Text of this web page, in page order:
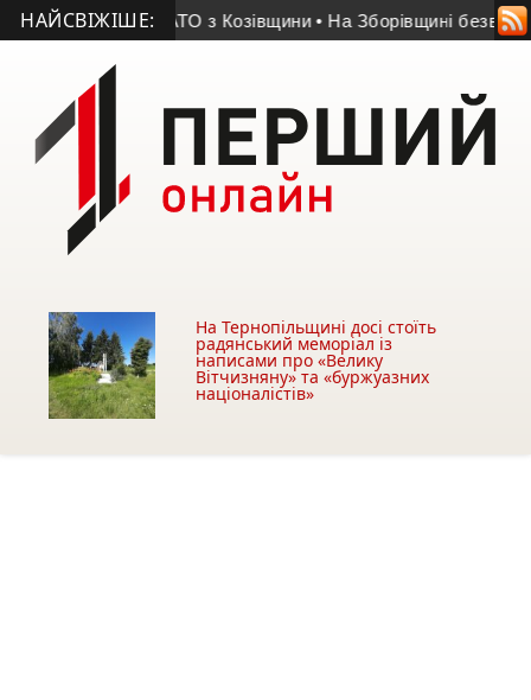
НАЙСВІЖІШЕ:
учасник АТО з Козівщини • На Зборівщині безвісти зник
На Тернопільщині досі стоїть
радянський меморіал із
написами про «Велику
Вітчизняну» та «буржуазних
націоналістів»